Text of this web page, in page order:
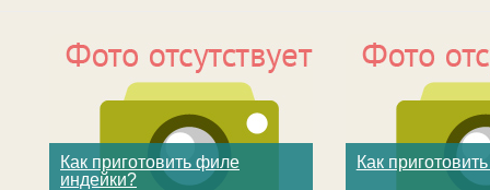
Как приготовить филе
индейки?
Как